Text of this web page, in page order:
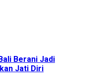
Berani Jadi
Jati Diri